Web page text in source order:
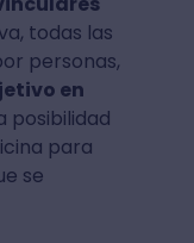
todas las
personas,
en
posibilidad
para
se